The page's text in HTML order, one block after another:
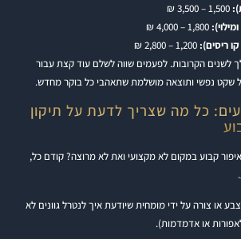
קו ריסים):
לשנים הקרובות. לפעמים שווה לשלם עוד קצת עבור
שקט נפשי ותוצאה מושלמת שתאהבי כל בוקר מחדש.
כל מה שצריך לדעת על תיקון
קבוע במקום לא מקצועי ואת לא מרוצה? קודם כל,
או צורה על ידי מומחית שיודעת איך לנטרל גוונים לא
או אדמדמות).